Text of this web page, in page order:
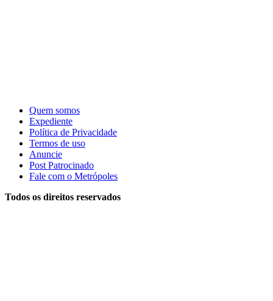
Quem somos
Expediente
Política de Privacidade
Termos de uso
Anuncie
Post Patrocinado
Fale com o Metrópoles
Todos os direitos reservados